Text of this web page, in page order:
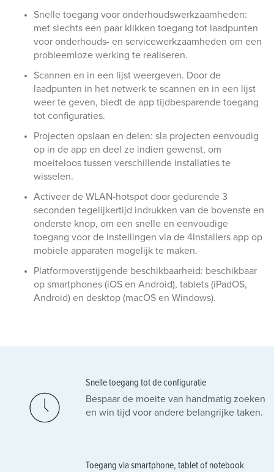
Snelle toegang voor onderhoudswerkzaamheden:
met slechts een paar klikken toegang tot laadpunten
voor onderhouds- en servicewerkzaamheden om een
probleemloze werking te realiseren.
Scannen en in een lijst weergeven. Door de
laadpunten in het netwerk te scannen en in een lijst
weer te geven, biedt de app tijdbesparende toegang
tot configuraties.
Projecten opslaan en delen: sla projecten eenvoudig
op in de app en deel ze indien gewenst, om
moeiteloos tussen verschillende installaties te
wisselen.
Activeer de WLAN-hotspot door gedurende 3
seconden tegelijkertijd indrukken van de bovenste en
onderste knop, om een snelle en eenvoudige
toegang voor de instellingen via de 4Installers app op
mobiele apparaten mogelijk te maken.
Platformoverstijgende beschikbaarheid: beschikbaar
op smartphones (iOS en Android), tablets (iPadOS,
Android) en desktop (macOS en Windows).
Snelle toegang tot de configuratie
Bespaar de moeite van handmatig zoeken
en win tijd voor andere belangrijke taken.
Toegang via smartphone, tablet of notebook